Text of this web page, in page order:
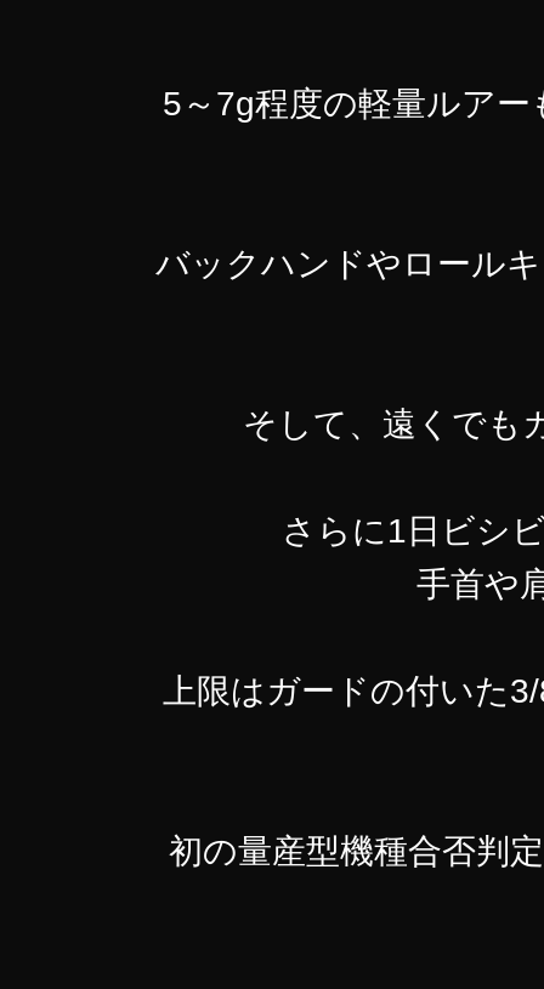
5～7g程度の軽量ルア
バックハンドやロール
そして、遠くでも
さらに1日ビシ
手首や
上限はガードの付いた
初の量産型機種合否判